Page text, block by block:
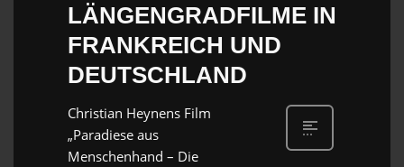
LÄNGENGRADFILME IN
FRANKREICH UND
DEUTSCHLAND
Christian Heynens Film
„Paradiese aus
Menschenhand – Die